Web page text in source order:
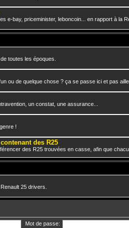
e-bay, priceminister, leboncoin... en rapport à la
toutes les époques.
ou de quelque chose ? ça se passe ici et pas
un constat, une assurance...
!
des R25
des R25 trouvées en casse, afin que
25 drivers.
Mot de passe: